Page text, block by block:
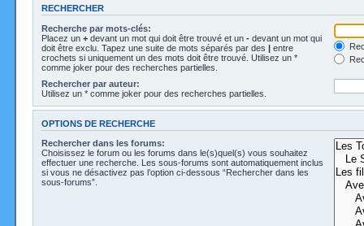
RECHERCHER
Recherche par mots-clés:
Placez un + devant un mot qui doit être trouvé et un - devant un mot qui
doit être exclu. Tapez une suite de mots séparés par des | entre
crochets si uniquement un des mots doit être trouvé. Utilisez un *
comme joker pour des recherches partielles.
Rechercher par auteur:
Utilisez un * comme joker pour des recherches partielles.
OPTIONS DE RECHERCHE
Rechercher dans les forums:
Choisissez le forum ou les forums dans le(s)quel(s) vous souhaitez
effectuer une recherche. Les sous-forums sont automatiquement inclus
si vous ne désactivez pas l’option ci-dessous “Rechercher dans les
sous-forums”.